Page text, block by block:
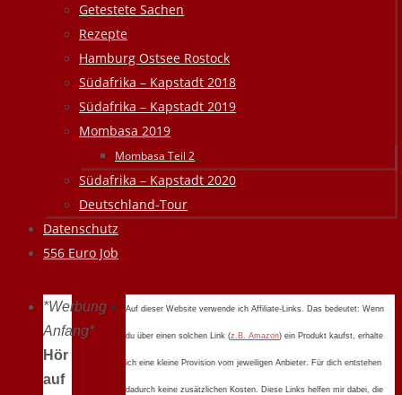
Getestete Sachen
Rezepte
Hamburg Ostsee Rostock
Südafrika – Kapstadt 2018
Südafrika – Kapstadt 2019
Mombasa 2019
Mombasa Teil 2
Südafrika – Kapstadt 2020
Deutschland-Tour
Datenschutz
556 Euro Job
*Werbung
Anfang*
Hör
auf
Auf dieser Website verwende ich Affiliate-Links. Das bedeutet: Wenn
du über einen solchen Link (z.B. Amazon) ein Produkt kaufst, erhalte
ich eine kleine Provision vom jeweiligen Anbieter. Für dich entstehen
dadurch keine zusätzlichen Kosten. Diese Links helfen mir dabei, die